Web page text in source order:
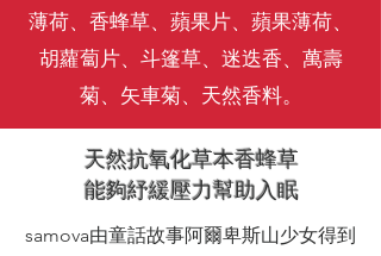
薄荷、香蜂草、蘋果片、蘋果薄荷、
胡蘿蔔片、斗篷草、迷迭香、萬壽
菊、矢車菊、天然香料。
天然抗氧化草本香蜂草
​能夠紓緩壓力幫助入眠
samova由童話故事阿爾卑斯山少女得到